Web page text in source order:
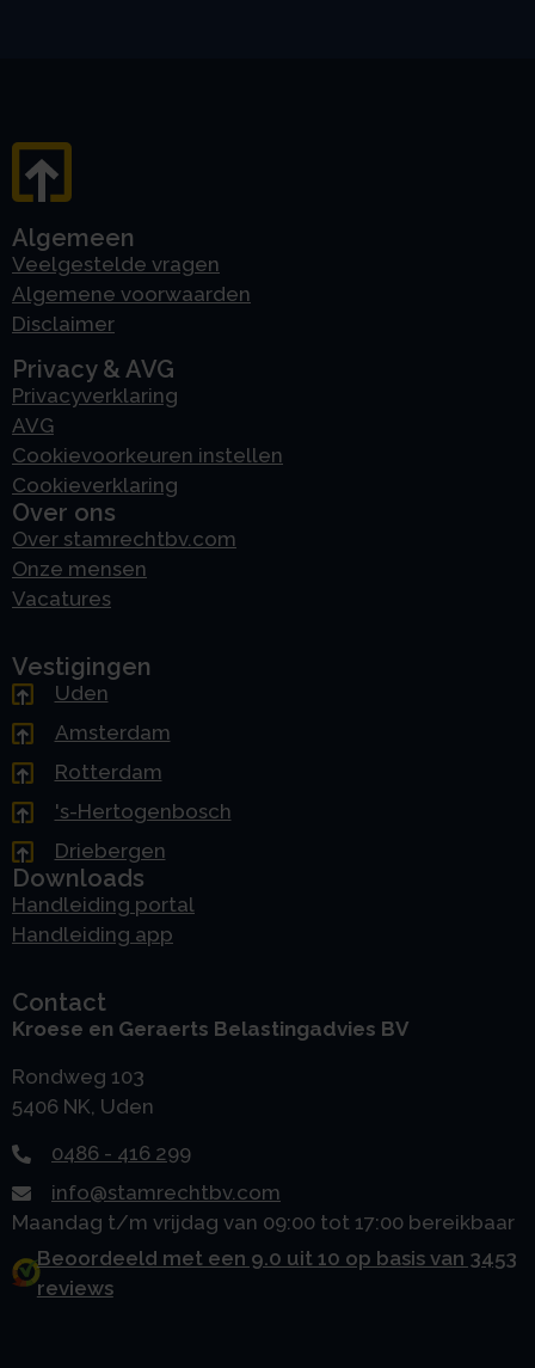
Algemeen
Veelgestelde vragen
Algemene voorwaarden
Disclaimer
Privacy & AVG
Privacyverklaring
AVG
Cookievoorkeuren instellen
Cookieverklaring
Over ons
Over stamrechtbv.com
Onze mensen
Vacatures
Vestigingen
Uden
Amsterdam
Rotterdam
's-Hertogenbosch
Driebergen
Downloads
Handleiding portal
Handleiding app
Contact
Kroese en Geraerts Belastingadvies BV
Rondweg 103
5406 NK, Uden
0486 - 416 299
info@stamrechtbv.com
Maandag t/m vrijdag van 09:00 tot 17:00 bereikbaar
Beoordeeld met een 9.0 uit 10 op basis van 3453
reviews